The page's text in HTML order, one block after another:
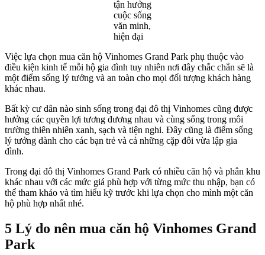
tận hưởng
cuộc sống
văn minh,
hiện đại
Việc lựa chọn mua căn hộ Vinhomes Grand Park phụ thuộc vào
điều kiện kinh tế mỗi hộ gia đình tuy nhiên nơi đây chắc chắn sẽ là
một điểm sống lý tưởng và an toàn cho mọi đối tượng khách hàng
khác nhau.
Bất kỳ cư dân nào sinh sống trong đại đô thị Vinhomes cũng được
hưởng các quyền lợi tương đương nhau và cùng sống trong môi
trường thiên nhiên xanh, sạch và tiện nghi. Đây cũng là điểm sống
lý tưởng dành cho các bạn trẻ và cả những cặp đôi vừa lập gia
đình.
Trong đại đô thị Vinhomes Grand Park có nhiều căn hộ và phân khu
khác nhau với các mức giá phù hợp với từng mức thu nhập, bạn có
thể tham khảo và tìm hiểu kỹ trước khi lựa chọn cho mình một căn
hộ phù hợp nhất nhé.
5 Lý do nên mua căn hộ Vinhomes Grand
Park